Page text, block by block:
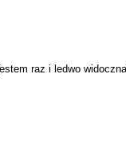
raz i ledwo